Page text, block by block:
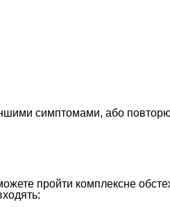
іншими симптомами, або
пройти комплексне